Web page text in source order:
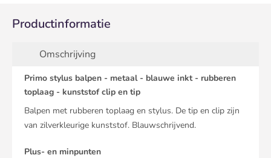
Productinformatie
Omschrijving
Primo stylus balpen - metaal - blauwe inkt - rubberen
toplaag - kunststof clip en tip
Balpen met rubberen toplaag en stylus. De tip en clip zijn
van zilverkleurige kunststof. Blauwschrijvend.
Plus- en minpunten